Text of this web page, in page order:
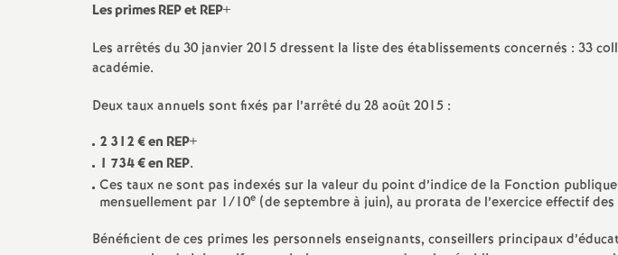
e
n
s
Les primes REP et REP+
Les arrêtés du 30 janvier 2015 dressent la liste des établissements concernés : 33
académie.
Deux taux annuels sont fixés par l’arrêté du 28 août 2015 :
2 312 € en REP+
1 734 € en REP.
Ces taux ne sont pas indexés sur la valeur du point d’indice de la Fonction
mensuellement par 1/10e (de septembre à juin), au prorata de l’exercice effectif
Bénéficient de ces primes les personnels enseignants, conseillers principaux